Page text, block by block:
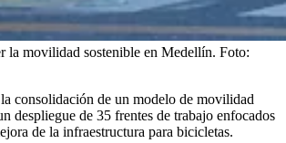
la movilidad sostenible en Medellín. Foto:
consolidación de un modelo de movilidad
despliegue de 35 frentes de trabajo enfocados
de la infraestructura para bicicletas.